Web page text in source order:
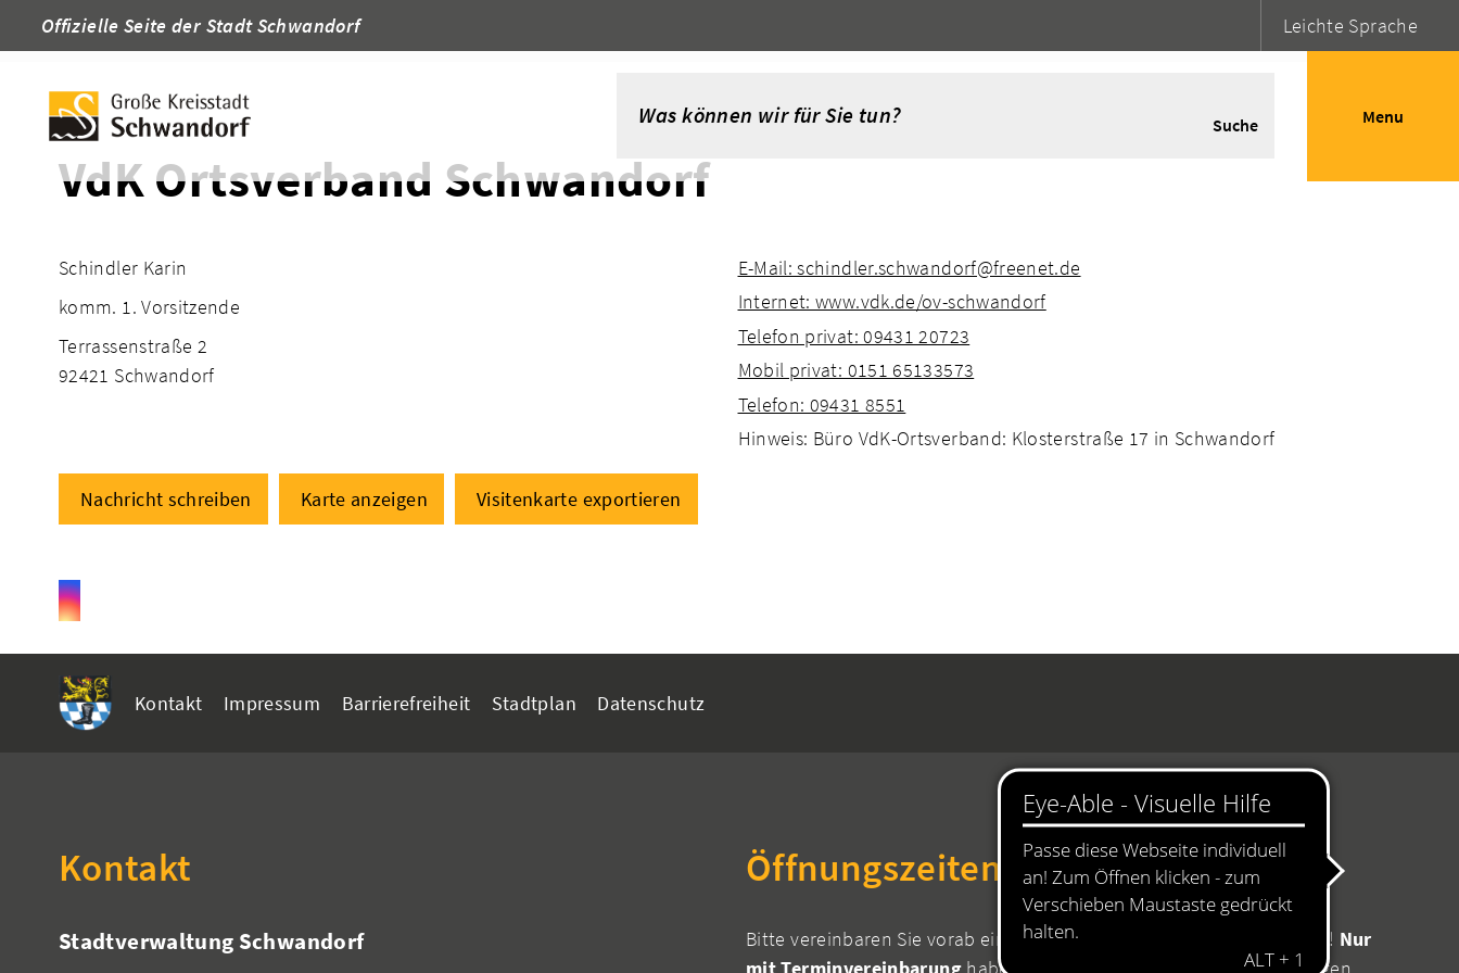
Offizielle Seite der Stadt Schwandorf Leichte Sprache
Suche Menu
Startseite Adressen
VdK Ortsverband Schwandorf
Schindler Karin
komm. 1. Vorsitzende
Terrassenstraße 2
92421 Schwandorf
E-Mail: schindler.schwandorf@freenet.de
Internet: www.vdk.de/ov-schwandorf
Telefon privat: 09431 20723
Mobil privat: 0151 65133573
Telefon: 09431 8551
Hinweis: Büro VdK-Ortsverband: Klosterstraße 17 in Schwandorf
Nachricht schreiben Karte anzeigen Visitenkarte exportieren
Kontakt Impressum Barrierefreiheit Stadtplan Datenschutz
Kontakt
Stadtverwaltung Schwandorf
Öffnungszeiten Rathaus
Bitte vereinbaren Sie vorab einen Termin mit Ihrer zuständigen Stelle! Nur